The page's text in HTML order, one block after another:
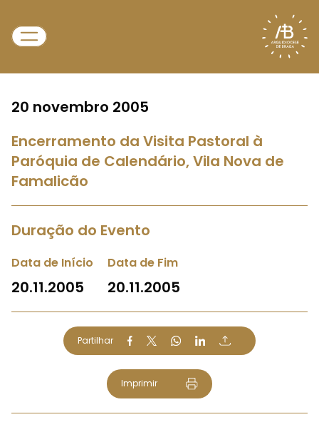
20 novembro 2005
Encerramento da Visita Pastoral à
Paróquia de Calendário, Vila Nova de
Famalicão
Duração do Evento
Data de Início
20.11.2005
Data de Fim
20.11.2005
Partilhar
Imprimir